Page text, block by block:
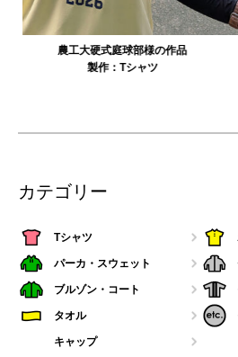
大寺資二バレエアカデミ
カテゴリー
Tシャツ
パーカ・スウェット
ブルゾン・コート
タオル
キャップ